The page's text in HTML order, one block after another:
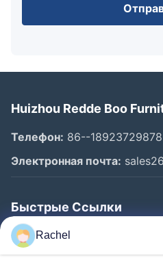
Huizhou Redde Boo
Телефон: 86--18923729878
Электронная почта:
Быстрые Ссылки
Главная Страница
Продукция
Rachel